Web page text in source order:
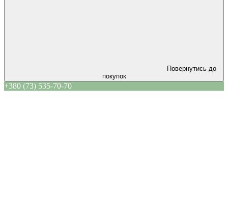
Повернутись до
покупок
+380 (73) 535-70-70